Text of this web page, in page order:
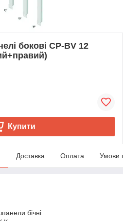
бокові CP-BV 12
Купити
Доставка Оплата Умови
бічні